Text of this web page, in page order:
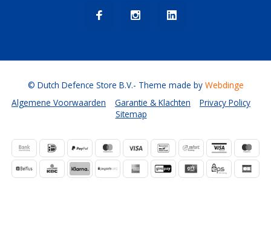
Algemene Voorwaarden Garantie & Klachten
Privacy Policy
Sitemap
© Dutch Defence Store B.V.- Theme made by Webdinge